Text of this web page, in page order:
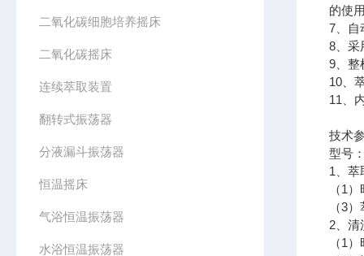
二氧化碳细胞培养摇床
二氧化碳摇床
连续萃取装置
翻转式振荡器
分液漏斗振荡器
恒温摇床
气浴恒温振荡器
水浴恒温振荡器
的使
7、自
8、采
9、整
10、
11、
技术
型号
1、萃
（1
（3
2、清
（1